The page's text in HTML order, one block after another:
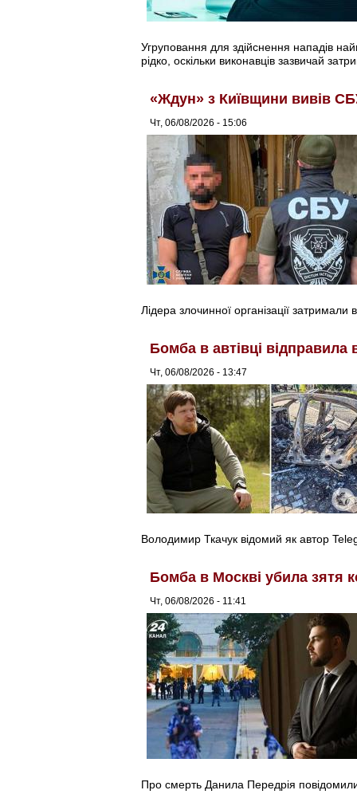
Угруповання для здійснення нападів
рідко, оскільки виконавців зазвичай
«Ждун» з Київщини вивів
Чт, 06/08/2026 - 15:06
Лідера злочинної організації затримали в
Бомба в автівці відправила
Чт, 06/08/2026 - 13:47
Володимир Ткачук відомий як автор
Бомба в Москві убила зятя
Чт, 06/08/2026 - 11:41
Про смерть Данила Передрія повідомили